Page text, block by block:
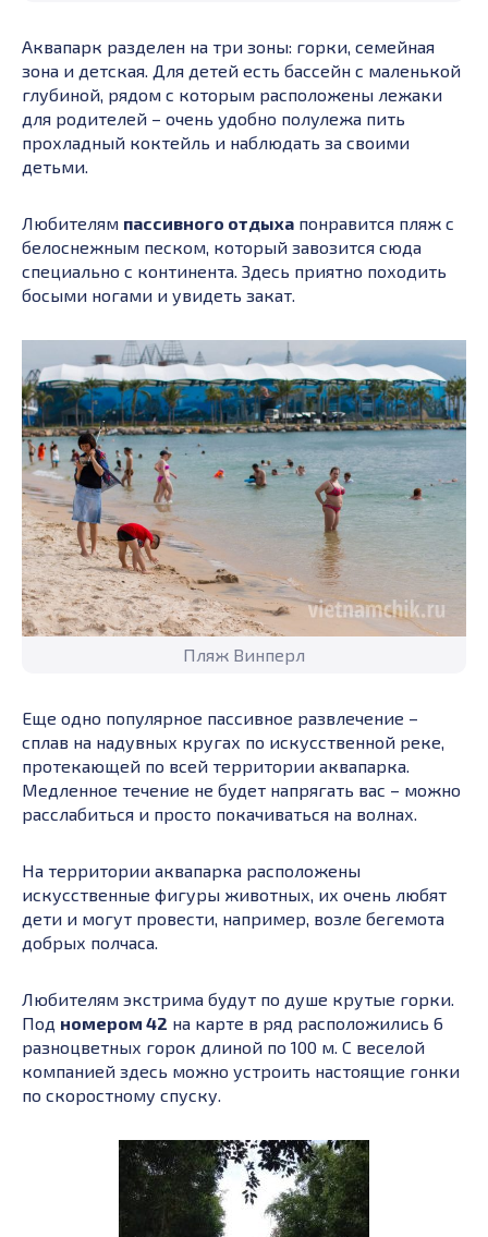
Аквапарк разделен на три зоны: горки, семейная
зона и детская. Для детей есть бассейн с маленькой
глубиной, рядом с которым расположены лежаки
для родителей – очень удобно полулежа пить
прохладный коктейль и наблюдать за своими
детьми.
Любителям пассивного отдыха понравится пляж с
белоснежным песком, который завозится сюда
специально с континента. Здесь приятно походить
босыми ногами и увидеть закат.
Пляж Винперл
Еще одно популярное пассивное развлечение –
сплав на надувных кругах по искусственной реке,
протекающей по всей территории аквапарка.
Медленное течение не будет напрягать вас – можно
расслабиться и просто покачиваться на волнах.
На территории аквапарка расположены
искусственные фигуры животных, их очень любят
дети и могут провести, например, возле бегемота
добрых полчаса.
Любителям экстрима будут по душе крутые горки.
Под номером 42 на карте в ряд расположились 6
разноцветных горок длиной по 100 м. С веселой
компанией здесь можно устроить настоящие гонки
по скоростному спуску.